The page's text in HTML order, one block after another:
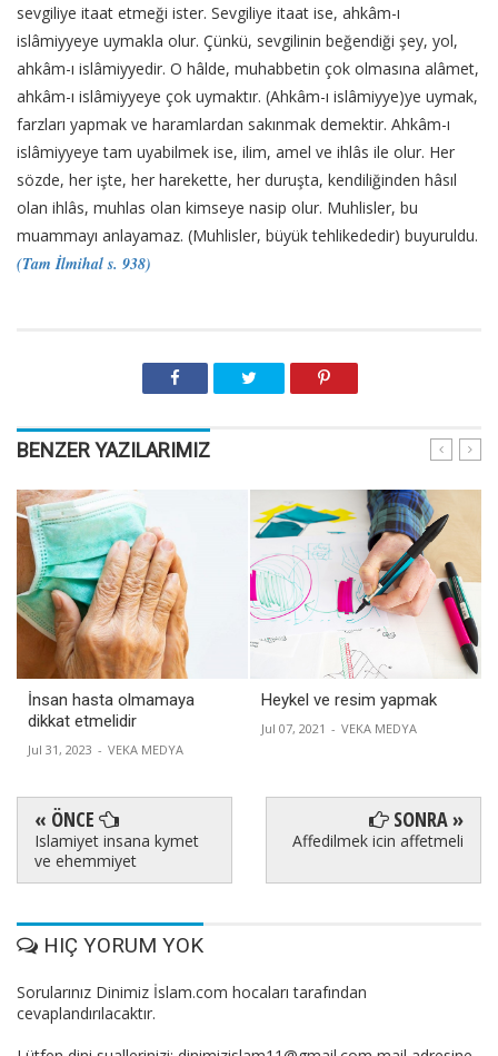
sevgiliye itaat etmeği ister. Sevgiliye itaat ise, ahkâm-ı
islâmiyyeye uymakla olur. Çünkü, sevgilinin beğendiği şey, yol,
ahkâm-ı islâmiyyedir. O hâlde, muhabbetin çok olmasına alâmet,
ahkâm-ı islâmiyyeye çok uymaktır. (Ahkâm-ı islâmiyye)ye uymak,
farzları yapmak ve haramlardan sakınmak demektir. Ahkâm-ı
islâmiyyeye tam uyabilmek ise, ilim, amel ve ihlâs ile olur. Her
sözde, her işte, her harekette, her duruşta, kendiliğinden hâsıl
olan ihlâs, muhlas olan kimseye nasip olur. Muhlisler, bu
muammayı anlayamaz. (Muhlisler, büyük tehlikededir) buyuruldu.
(Tam İlmihal s. 938)
BENZER YAZILARIMIZ
İnsan hasta olmamaya
dikkat etmelidir
Jul 31, 2023 - VEKA MEDYA
Heykel ve resim yapmak
Jul 07, 2021 - VEKA MEDYA
« ÖNCE
Islamiyet insana kymet
ve ehemmiyet
SONRA »
Affedilmek icin affetmeli
HIÇ YORUM YOK
Sorularınız Dinimiz İslam.com hocaları tarafından
cevaplandırılacaktır.